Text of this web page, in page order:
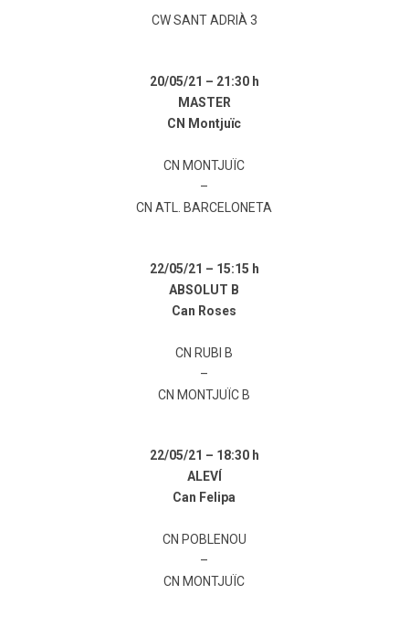
CW SANT ADRIÀ 3
20/05/21 – 21:30 h
MASTER
CN Montjuïc
CN MONTJUÏC
–
CN ATL. BARCELONETA
22/05/21 – 15:15 h
ABSOLUT B
Can Roses
CN RUBI B
–
CN MONTJUÏC B
22/05/21 – 18:30 h
ALEVÍ
Can Felipa
CN POBLENOU
–
CN MONTJUÏC